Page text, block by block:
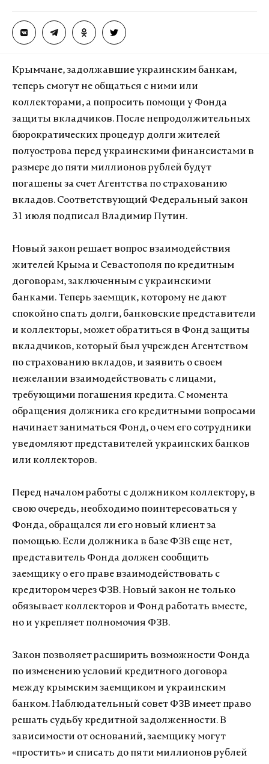
Крымчане, задолжавшие украинским банкам,
теперь смогут не общаться с ними или
коллекторами, а попросить помощи у Фонда
защиты вкладчиков. После непродолжительных
бюрократических процедур долги жителей
полуострова перед украинскими финансистами в
размере до пяти миллионов рублей будут
погашены за счет Агентства по страхованию
вкладов. Соответствующий Федеральный закон
31 июля подписал Владимир Путин.
Новый закон решает вопрос взаимодействия
жителей Крыма и Севастополя по кредитным
договорам, заключенным с украинскими
банками. Теперь заемщик, которому не дают
спокойно спать долги, банковские представители
и коллекторы, может обратиться в Фонд защиты
вкладчиков, который был учрежден Агентством
по страхованию вкладов, и заявить о своем
нежелании взаимодействовать с лицами,
требующими погашения кредита. С момента
обращения должника его кредитными вопросами
начинает заниматься Фонд, о чем его сотрудники
уведомляют представителей украинских банков
или коллекторов.
Перед началом работы с должником коллектору, в
свою очередь, необходимо поинтересоваться у
Фонда, обращался ли его новый клиент за
помощью. Если должника в базе ФЗВ еще нет,
представитель Фонда должен сообщить
заемщику о его праве взаимодействовать с
кредитором через ФЗВ. Новый закон не только
обязывает коллекторов и Фонд работать вместе,
но и укрепляет полномочия ФЗВ.
Закон позволяет расширить возможности Фонда
по изменению условий кредитного договора
между крымским заемщиком и украинским
банком. Наблюдательный совет ФЗВ имеет право
решать судьбу кредитной задолженности. В
зависимости от оснований, заемщику могут
«простить» и списать до пяти миллионов рублей